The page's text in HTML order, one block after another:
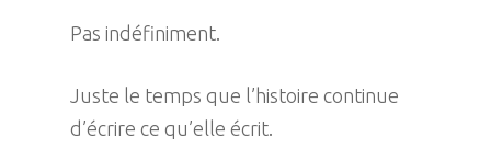
Pas indéfiniment.
Juste le temps que l’histoire continue
d’écrire ce qu’elle écrit.